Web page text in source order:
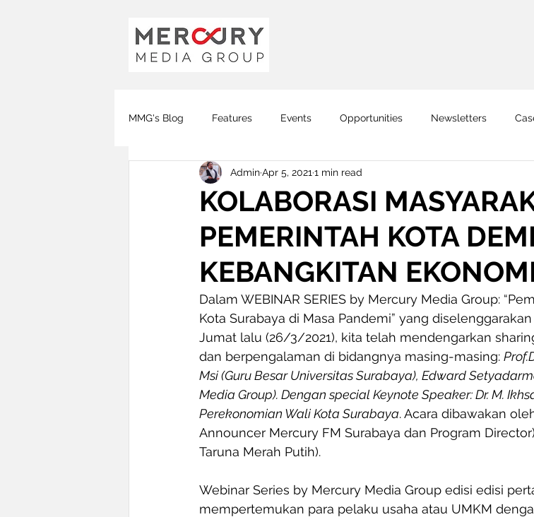
MMG's Blog Features Events Opportunities Newsletters
Global FM DJ FM KOTA FM Surabaya
KOLABORASI
PEMERINTAH KOTA DEMI
KEBANGKITAN
AdminApr 5, 2021 1 min read
Dalam WEBINAR SERIES by Mercury Media Group:
Kota Surabaya di Masa Pandemi” yang
Jumat lalu (26/3/2021), kita telah mendengarkan
dan berpengalaman di bidangnya masing-masing:
Msi (Guru Besar Universitas Surabaya), Edward
Media Group). Dengan special Keynote Speaker: Dr. M.
Perekonomian Wali Kota Surabaya. Acara dibawakan
Announcer Mercury FM Surabaya dan Program
Taruna Merah Putih).
Webinar Series by Mercury Media Group edisi edisi
mempertemukan para pelaku usaha atau UMKM